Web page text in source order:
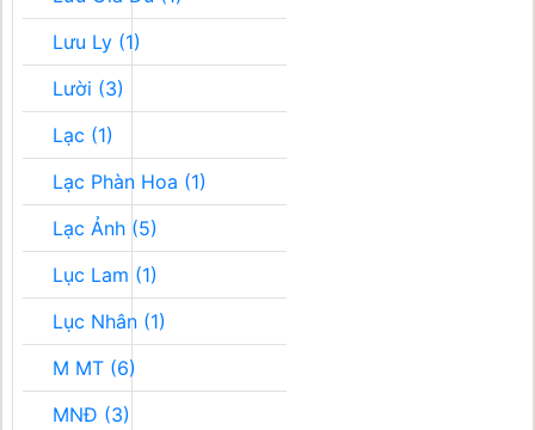
Lưu Ly (1)
Lười (3)
Lạc (1)
Lạc Phàn Hoa (1)
Lạc Ảnh (5)
Lục Lam (1)
Lục Nhân (1)
M MT (6)
MNĐ (3)